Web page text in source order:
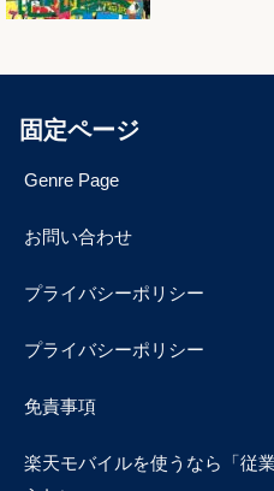
固定ページ
Genre Page
お問い合わせ
プライバシーポリシー
プライバシーポリシー
免責事項
楽天モバイルを使うなら「従